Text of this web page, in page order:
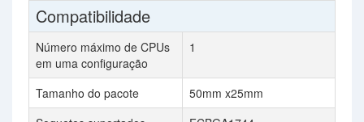
Compatibilidade
Número máximo de CPUs
em uma configuração
1
Tamanho do pacote
50mm x25mm